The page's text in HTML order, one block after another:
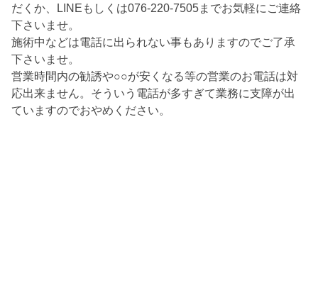
だくか、LINEもしくは076-220-7505までお気軽にご連絡
下さいませ。
施術中などは電話に出られない事もありますのでご了承
下さいませ。
営業時間内の勧誘や○○が安くなる等の営業のお電話は対
応出来ません。そういう電話が多すぎて業務に支障が出
ていますのでおやめください。